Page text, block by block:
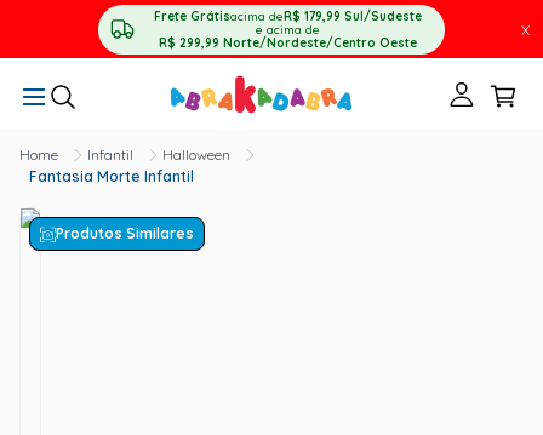
Frete Grátisacima deR$ 179,99 Sul/Sudeste
e acima de
R$ 299,99 Norte/Nordeste/Centro Oeste
X
Infantil
Halloween
Fantasia Morte Infantil
Produtos Similares